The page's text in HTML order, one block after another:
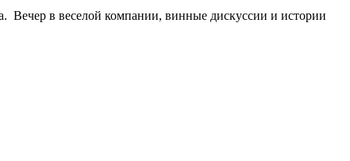
Вечер в веселой компании, винные дискуссии и истории